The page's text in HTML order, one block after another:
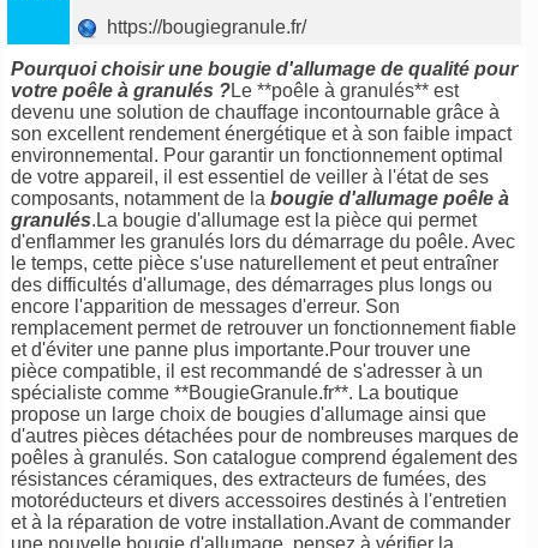
https://bougiegranule.fr/
Pourquoi choisir une bougie d'allumage de qualité pour
votre poêle à granulés ?Le **poêle à granulés** est
devenu une solution de chauffage incontournable grâce à
son excellent rendement énergétique et à son faible impact
environnemental. Pour garantir un fonctionnement optimal
de votre appareil, il est essentiel de veiller à l'état de ses
composants, notamment de labougie d'allumage poêle à
granulés.La bougie d'allumage est la pièce qui permet
d'enflammer les granulés lors du démarrage du poêle. Avec
le temps, cette pièce s'use naturellement et peut entraîner
des difficultés d'allumage, des démarrages plus longs ou
encore l'apparition de messages d'erreur. Son
remplacement permet de retrouver un fonctionnement fiable
et d'éviter une panne plus importante.Pour trouver une
pièce compatible, il est recommandé de s'adresser à un
spécialiste comme **BougieGranule.fr**. La boutique
propose un large choix de bougies d'allumage ainsi que
d'autres pièces détachées pour de nombreuses marques de
poêles à granulés. Son catalogue comprend également des
résistances céramiques, des extracteurs de fumées, des
motoréducteurs et divers accessoires destinés à l'entretien
et à la réparation de votre installation.Avant de commander
une nouvelle bougie d'allumage, pensez à vérifier la